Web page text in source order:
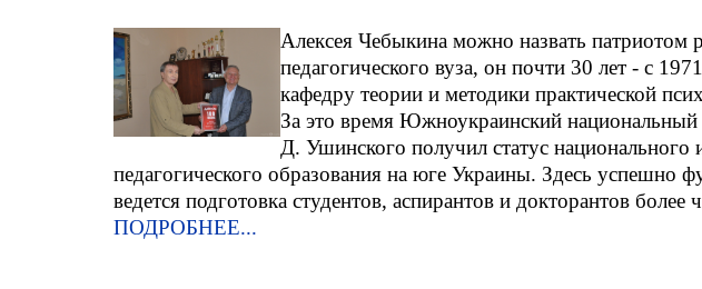
Алексея Чебыкина можно назвать патриотом
педагогического вуза, он почти 30 лет - с
кафедру теории и методики практической
За это время Южноукраинский национальный
Д. Ушинского получил статус
педагогического образования на юге Украины. Здесь успешно
ведется подготовка студентов, аспирантов и докторантов
ПОДРОБНЕЕ...